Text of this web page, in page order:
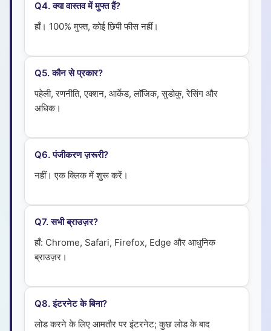
Q4.क्या वास्तव में मुफ्त हैं?
हाँ। 100% मुफ्त, कोई छिपी फीस नहीं।
Q5.कौन से प्रकार?
पहेली, रणनीति, एक्शन, आर्केड, लॉजिक, सुडोकु, रेसिंग और
अधिक।
Q6.पंजीकरण ज़रूरी?
नहीं। एक क्लिक में शुरू करें।
Q7.सभी ब्राउज़र?
हाँ: Chrome, Safari, Firefox, Edge और आधुनिक
ब्राउज़र।
Q8.इंटरनेट के बिना?
लोड करने के लिए आमतौर पर इंटरनेट; कुछ लोड के बाद